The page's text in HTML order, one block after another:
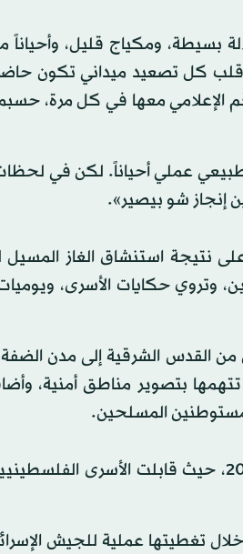
بسيطة، ومكياج قليل، وأحياناً
كل تصعيد ميداني تكون
الإعلامي معها في كل مرة،
عملي أحياناً. لكن في
إنجاز شو بيصير».
نتيجة استنشاق الغاز المسيل
وتروي حكايات الأسرى،
من القدس الشرقية إلى مدن الضفة
بتصوير مناطق أمنية،
المسلحين.
كانت أبو عاقلة أول صحافية عربية يسمح لها بدخول سجن عسقلان في عام 2005، حيث قابلت
خلال تغطيتها عملية للجيش